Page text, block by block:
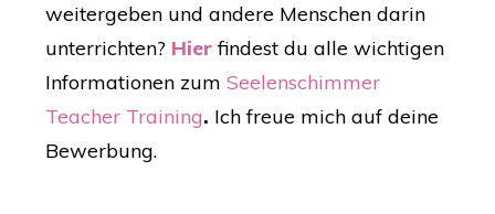
weitergeben und andere Menschen darin
unterrichten? Hierfindest du alle wichtigen
Informationen zum Seelenschimmer
Teacher Training. Ich freue mich auf deine
Bewerbung.